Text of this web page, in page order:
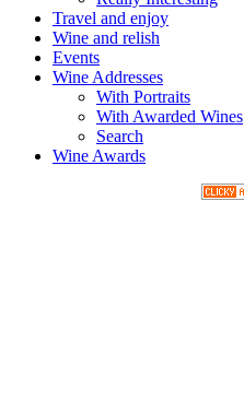
Travel and enjoy
Wine and relish
Events
Wine Addresses
With Portraits
With Awarded Wines
Search
Wine Awards